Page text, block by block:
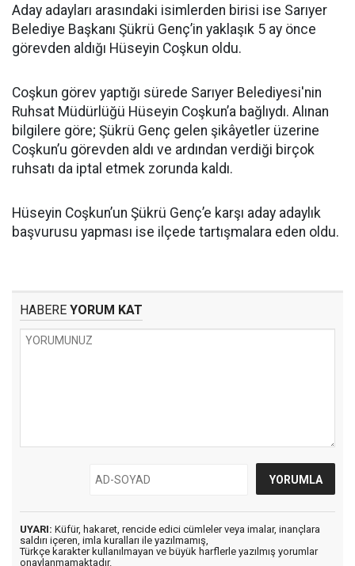
Aday adayları arasındaki isimlerden birisi ise Sarıyer
Belediye Başkanı Şükrü Genç’in yaklaşık 5 ay önce
görevden aldığı Hüseyin Coşkun oldu.
Coşkun görev yaptığı sürede Sarıyer Belediyesi'nin
Ruhsat Müdürlüğü Hüseyin Coşkun’a bağlıydı. Alınan
bilgilere göre; Şükrü Genç gelen şikâyetler üzerine
Coşkun’u görevden aldı ve ardından verdiği birçok
ruhsatı da iptal etmek zorunda kaldı.
Hüseyin Coşkun’un Şükrü Genç’e karşı aday adaylık
başvurusu yapması ise ilçede tartışmalara eden oldu.
HABERE YORUM KAT
UYARI: Küfür, hakaret, rencide edici cümleler veya imalar, inançlara
saldırı içeren, imla kuralları ile yazılmamış,
Türkçe karakter kullanılmayan ve büyük harflerle yazılmış yorumlar
onaylanmamaktadır.